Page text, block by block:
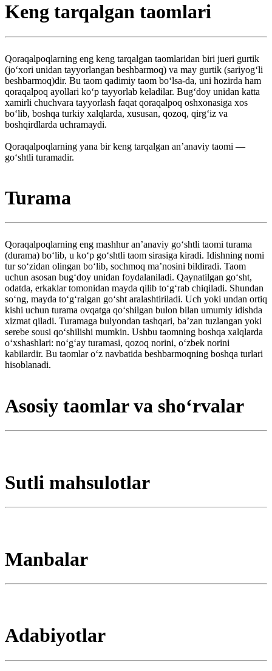
Keng tarqalgan taomlari
Qoraqalpoqlarning eng keng tarqalgan taomlaridan biri jueri gurtik
(joʻxori unidan tayyorlangan beshbarmoq) va may gurtik (sariyogʻli
beshbarmoq)dir. Bu taom qadimiy taom boʻlsa-da, uni hozirda ham
qoraqalpoq ayollari koʻp tayyorlab keladilar. Bugʻdoy unidan katta
xamirli chuchvara tayyorlash faqat qoraqalpoq oshxonasiga xos
boʻlib, boshqa turkiy xalqlarda, xususan, qozoq, qirgʻiz va
boshqirdlarda uchramaydi.
Qoraqalpoqlarning yana bir keng tarqalgan anʼanaviy taomi —
goʻshtli turamadir.
Turama
Qoraqalpoqlarning eng mashhur anʼanaviy goʻshtli taomi turama
(durama) boʻlib, u koʻp goʻshtli taom sirasiga kiradi. Idishning nomi
tur soʻzidan olingan boʻlib, sochmoq maʼnosini bildiradi. Taom
uchun asosan bugʻdoy unidan foydalaniladi. Qaynatilgan goʻsht,
odatda, erkaklar tomonidan mayda qilib toʻgʻrab chiqiladi. Shundan
soʻng, mayda toʻgʻralgan goʻsht aralashtiriladi. Uch yoki undan ortiq
kishi uchun turama ovqatga qoʻshilgan bulon bilan umumiy idishda
xizmat qiladi. Turamaga bulyondan tashqari, baʼzan tuzlangan yoki
serebe sousi qoʻshilishi mumkin. Ushbu taomning boshqa xalqlarda
oʻxshashlari: noʻgʻay turamasi, qozoq norini, oʻzbek norini
kabilardir. Bu taomlar oʻz navbatida beshbarmoqning boshqa turlari
hisoblanadi.
Asosiy taomlar va shoʻrvalar
Sutli mahsulotlar
Manbalar
Adabiyotlar